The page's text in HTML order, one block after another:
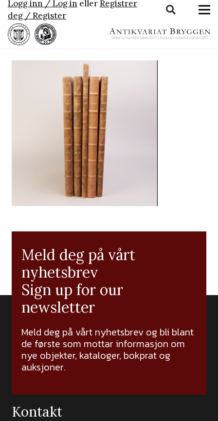
Logg inn / Log in ellerRegistrer
deg / Register
Meld deg på vårt
nyhetsbrev
Sign up for our
newsletter
Meld deg på vårt nyhetsbrev og bli blant
de første som mottar informasjon om
nye objekter, kataloger, bokprat og
auksjoner.
Kontakt